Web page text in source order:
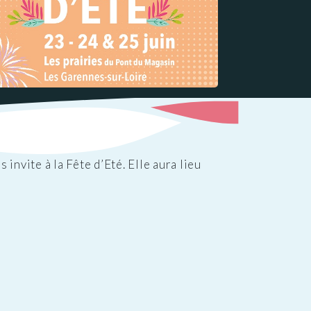
invite à la Fête d’Eté. Elle aura lieu